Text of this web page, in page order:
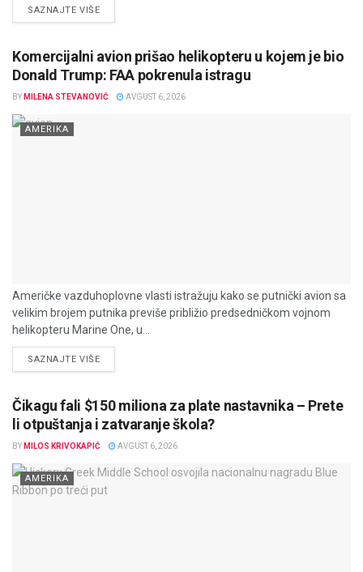
SAZNAJTE VIŠEDETAILS
Komercijalni avion prišao helikopteru u kojem je bio
Donald Trump: FAA pokrenula istragu
BY MILENA STEVANOVIĆ AVGUST 6, 2026
AMERIKA
Američke vazduhoplovne vlasti istražuju kako se putnički avion sa
velikim brojem putnika previše približio predsedničkom vojnom
helikopteru Marine One, u...
SAZNAJTE VIŠEDETAILS
Čikagu fali $150 miliona za plate nastavnika – Prete
li otpuštanja i zatvaranje škola?
BY MILOS KRIVOKAPIĆ AVGUST 6, 2026
AMERIKA